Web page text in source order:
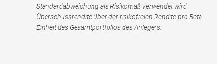
Standardabweichung als Risikomaß verwendet wird
Überschussrendite über der risikofreien Rendite pro Beta-
Einheit des Gesamtportfolios des Anlegers.